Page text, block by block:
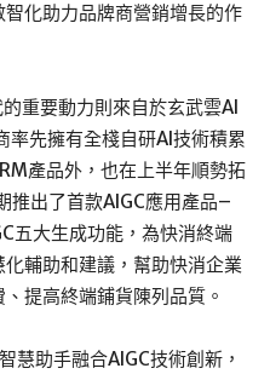
化助力品牌商營銷增長的作
重要動力則來自於玄武雲AI
率先擁有全棧自研AI技術積累
產品外，也在上半年順勢拓
推出了首款AIGC應用產品–
五大生成功能，為快消終端
輔助和建議，幫助快消企業
提高終端鋪貨陳列品質。
慧助手融合AIGC技術創新，